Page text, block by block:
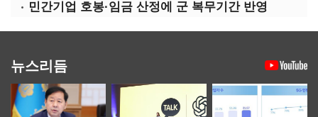
민간기업 호봉·임금 산정에 군 복무기간 반영
뉴스리듬